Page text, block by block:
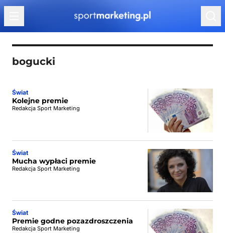
Przejdź do treści
bogucki
Świat
Kolejne premie
Redakcja Sport Marketing
Świat
Mucha wypłaci premie
Redakcja Sport Marketing
Świat
Premie godne pozazdroszczenia
Redakcja Sport Marketing